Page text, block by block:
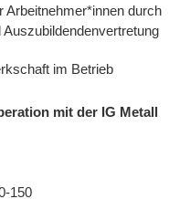
Arbeitnehmer*innen durch
im Betrieb
mit der IG Metall
150